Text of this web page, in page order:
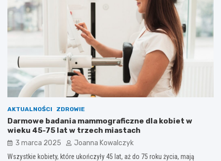
AKTUALNOŚCI ZDROWIE
Darmowe badania mammograficzne dla kobiet w
wieku 45-75 lat w trzech miastach
3 marca 2025 Joanna Kowalczyk
Wszystkie kobiety, które ukończyły 45 lat, aż do 75 roku życia, mają